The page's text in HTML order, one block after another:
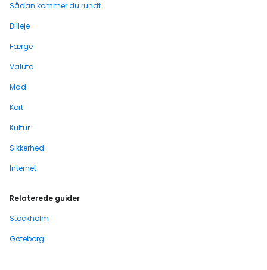
Sådan kommer du rundt
Billeje
Færge
Valuta
Mad
Kort
Kultur
Sikkerhed
Internet
Relaterede guider
Stockholm
Gøteborg